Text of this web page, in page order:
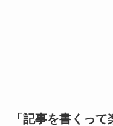
「記事を書くっ